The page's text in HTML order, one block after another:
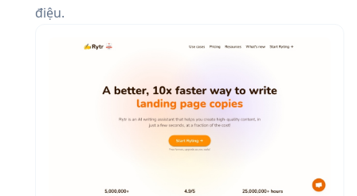
điệu.